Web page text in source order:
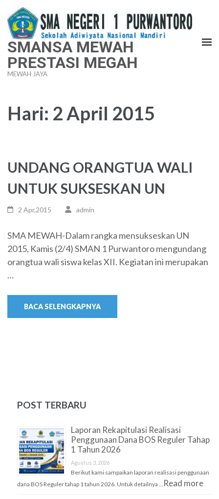
Lompat
ke
konten
(Tekan
Enter)
SMANSA MEWAH
PRESTASI MEGAH
MEWAH JAYA
Hari: 2 April 2015
UNDANG ORANGTUA WALI
UNTUK SUKSESKAN UN
2 Apr,2015 admin
SMA MEWAH-Dalam rangka mensukseskan UN
2015, Kamis (2/4) SMAN 1 Purwantoro mengundang
orangtua wali siswa kelas XII. Kegiatan ini merupakan
…
BACA SELENGKAPNYA
POST TERBARU
Laporan Rekapitulasi Realisasi
Penggunaan Dana BOS Reguler Tahap
1 Tahun 2026
Agustus 3, 2026
Berikut kami sampaikan laporan realisasi penggunaan
dana BOS Reguler tahap 1 tahun 2026. Untuk detailnya …
Read more